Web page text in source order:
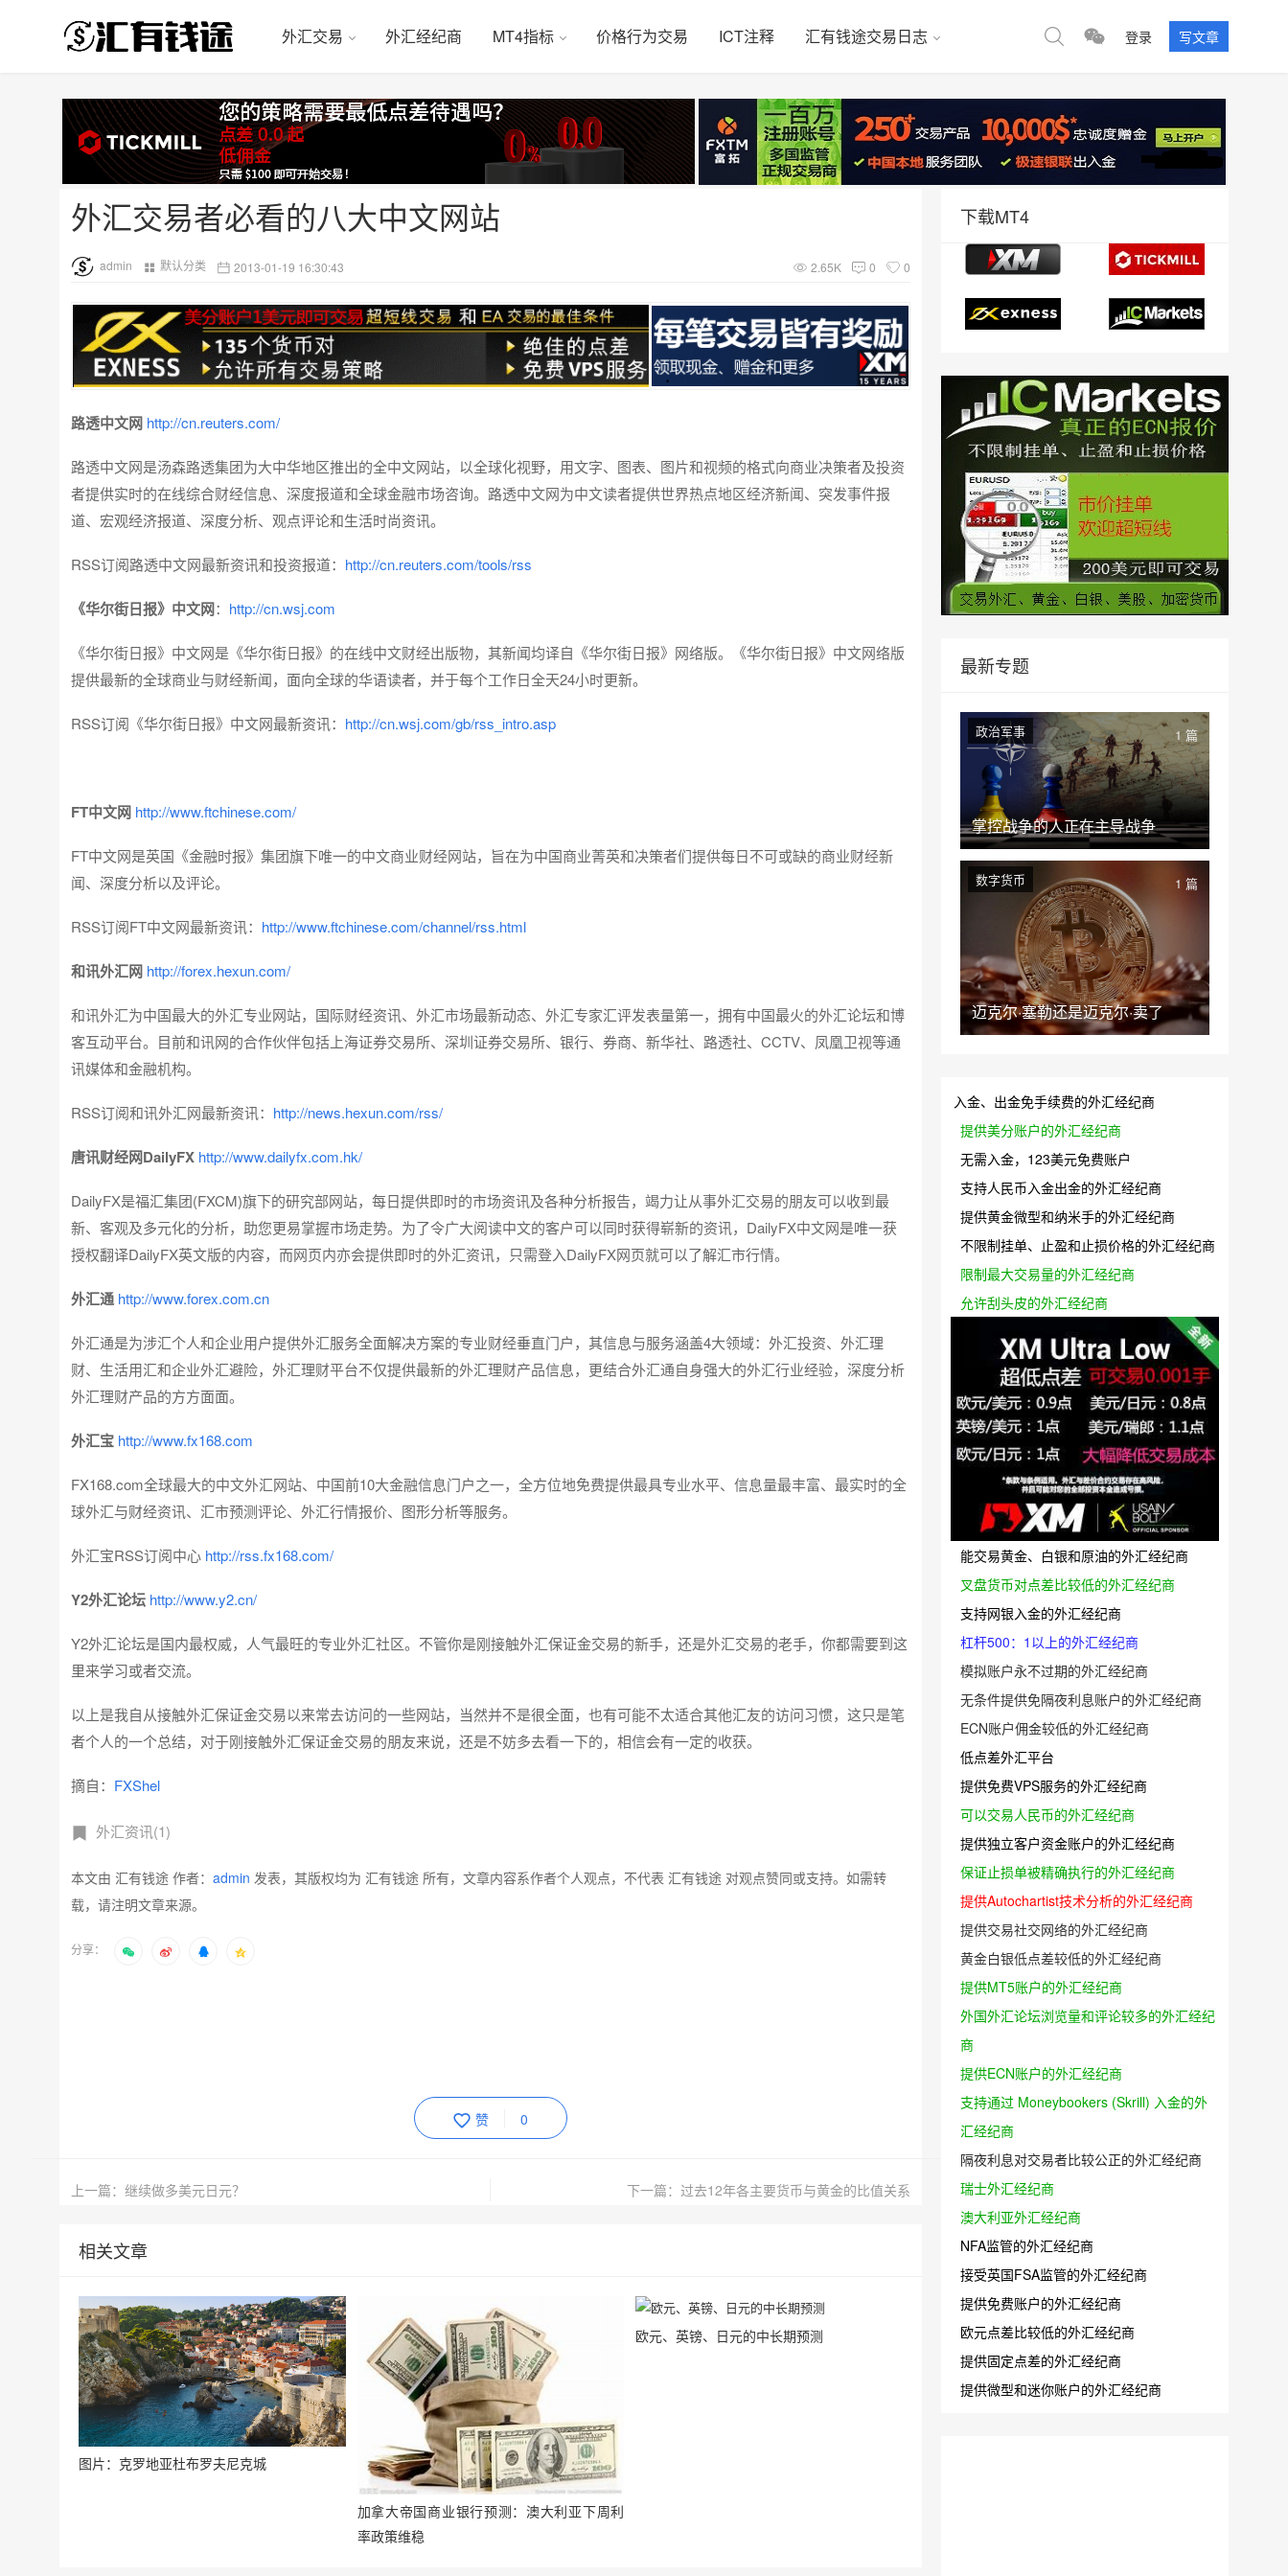
外汇交易 外汇经纪商 MT4指标 价格行为交易 ICT注释 汇有钱途交易日志 登录 写文章
外汇交易者必看的八大中文网站
admin 默认分类 2013-01-19 16:30:43 2.65K 0 0
路透中文网 http://cn.reuters.com/
路透中文网是汤森路透集团为大中华地区推出的全中文网站，以全球化视野，用文字、图表、图片和视频的格式向商业决策者及投资
者提供实时的在线综合财经信息、深度报道和全球金融市场咨询。路透中文网为中文读者提供世界热点地区经济新闻、突发事件报
道、宏观经济报道、深度分析、观点评论和生活时尚资讯。
RSS订阅路透中文网最新资讯和投资报道： http://cn.reuters.com/tools/rss
《华尔街日报》中文网： http://cn.wsj.com
《华尔街日报》中文网是《华尔街日报》的在线中文财经出版物，其新闻均译自《华尔街日报》网络版。《华尔街日报》中文网络版
提供最新的全球商业与财经新闻，面向全球的华语读者，并于每个工作日全天24小时更新。
RSS订阅《华尔街日报》中文网最新资讯： http://cn.wsj.com/gb/rss_intro.asp
FT中文网 http://www.ftchinese.com/
FT中文网是英国《金融时报》集团旗下唯一的中文商业财经网站，旨在为中国商业菁英和决策者们提供每日不可或缺的商业财经新
闻、深度分析以及评论。
RSS订阅FT中文网最新资讯： http://www.ftchinese.com/channel/rss.html
和讯外汇网 http://forex.hexun.com/
和讯外汇为中国最大的外汇专业网站，国际财经资讯、外汇市场最新动态、外汇专家汇评发表量第一，拥有中国最火的外汇论坛和博
客互动平台。目前和讯网的合作伙伴包括上海证券交易所、深圳证券交易所、银行、券商、新华社、路透社、CCTV、凤凰卫视等通
讯媒体和金融机构。
RSS订阅和讯外汇网最新资讯： http://news.hexun.com/rss/
唐讯财经网DailyFX http://www.dailyfx.com.hk/
DailyFX是福汇集团(FXCM)旗下的研究部网站，每日提供即时的市场资讯及各种分析报告，竭力让从事外汇交易的朋友可以收到最
新、客观及多元化的分析，助您更易掌握市场走势。为了令广大阅读中文的客户可以同时获得崭新的资讯，DailyFX中文网是唯一获
授权翻译DailyFX英文版的内容，而网页内亦会提供即时的外汇资讯，只需登入DailyFX网页就可以了解汇市行情。
外汇通 http://www.forex.com.cn
外汇通是为涉汇个人和企业用户提供外汇服务全面解决方案的专业财经垂直门户，其信息与服务涵盖4大领域：外汇投资、外汇理
财、生活用汇和企业外汇避险，外汇理财平台不仅提供最新的外汇理财产品信息，更结合外汇通自身强大的外汇行业经验，深度分析
外汇理财产品的方方面面。
外汇宝 http://www.fx168.com
FX168.com全球最大的中文外汇网站、中国前10大金融信息门户之一，全方位地免费提供最具专业水平、信息量最丰富、最实时的全
球外汇与财经资讯、汇市预测评论、外汇行情报价、图形分析等服务。
外汇宝RSS订阅中心 http://rss.fx168.com/
Y2外汇论坛 http://www.y2.cn/
Y2外汇论坛是国内最权威，人气最旺的专业外汇社区。不管你是刚接触外汇保证金交易的新手，还是外汇交易的老手，你都需要到这
里来学习或者交流。
以上是我自从接触外汇保证金交易以来常去访问的一些网站，当然并不是很全面，也有可能不太适合其他汇友的访问习惯，这只是笔
者个人的一个总结，对于刚接触外汇保证金交易的朋友来说，还是不妨多去看一下的，相信会有一定的收获。
摘自： FXShel
外汇资讯(1)
本文由 汇有钱途 作者： admin 发表，其版权均为 汇有钱途 所有，文章内容系作者个人观点，不代表 汇有钱途 对观点赞同或支持。如需转
载，请注明文章来源。
分享：
赞 0
上一篇：继续做多美元日元？ 下一篇：过去12年各主要货币与黄金的比值关系
相关文章
图片：克罗地亚杜布罗夫尼克城
加拿大帝国商业银行预测：澳大利亚下周利
率政策维稳
欧元、英镑、日元的中长期预测
下载MT4
最新专题
掌控战争的人正在主导战争
政治军事 1 篇
迈克尔·塞勒还是迈克尔·卖了
数字货币 1 篇
入金、出金免手续费的外汇经纪商
提供美分账户的外汇经纪商
无需入金，123美元免费账户
支持人民币入金出金的外汇经纪商
提供黄金微型和纳米手的外汇经纪商
不限制挂单、止盈和止损价格的外汇经纪商
限制最大交易量的外汇经纪商
允许刮头皮的外汇经纪商
能交易黄金、白银和原油的外汇经纪商
叉盘货币对点差比较低的外汇经纪商
支持网银入金的外汇经纪商
杠杆500：1以上的外汇经纪商
模拟账户永不过期的外汇经纪商
无条件提供免隔夜利息账户的外汇经纪商
ECN账户佣金较低的外汇经纪商
低点差外汇平台
提供免费VPS服务的外汇经纪商
可以交易人民币的外汇经纪商
提供独立客户资金账户的外汇经纪商
保证止损单被精确执行的外汇经纪商
提供Autochartist技术分析的外汇经纪商
提供交易社交网络的外汇经纪商
黄金白银低点差较低的外汇经纪商
提供MT5账户的外汇经纪商
外国外汇论坛浏览量和评论较多的外汇经纪
商
提供ECN账户的外汇经纪商
支持通过 Moneybookers (Skrill) 入金的外
汇经纪商
隔夜利息对交易者比较公正的外汇经纪商
瑞士外汇经纪商
澳大利亚外汇经纪商
NFA监管的外汇经纪商
接受英国FSA监管的外汇经纪商
提供免费账户的外汇经纪商
欧元点差比较低的外汇经纪商
提供固定点差的外汇经纪商
提供微型和迷你账户的外汇经纪商